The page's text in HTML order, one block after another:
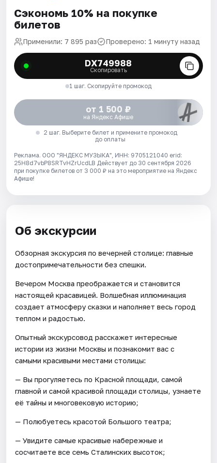
Сэкономь 10% на покупке
билетов
Применили: 7 895 раз Проверено: 1 минуту назад
DX749988
Скопировать
1 шаг. Скопируйте промокод
от 1 500 ₽
на Яндекс Афише
2 шаг. Выберите билет и примените промокод
до оплаты
Реклама. ООО "ЯНДЕКС МУЗЫКА", ИНН: 9705121040 erid:
25H8d7vbP8SRTvHZrUcdLB Действует до 30 сентября 2026
при покупке билетов от 3 000 ₽ на это мероприятие на Яндекс
Афише!
Об экскурсии
Обзорная экскурсия по вечерней столице: главные
достопримечательности без спешки.
Вечером Москва преображается и становится
настоящей красавицей. Волшебная иллюминация
создает атмосферу сказки и наполняет весь город
теплом и радостью.
Опытный экскурсовод расскажет интересные
истории из жизни Москвы и познакомит вас с
самыми красивыми местами столицы:
— Вы прогуляетесь по Красной площади, самой
главной и самой красивой площади столицы, узнаете
её тайны и многовековую историю;
— Полюбуетесь красотой Большого театра;
— Увидите самые красивые набережные и
сосчитаете все семь Сталинских высоток;